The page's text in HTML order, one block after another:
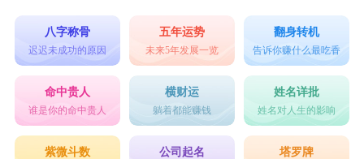
水瓶座
水瓶座人的聪慧，不喜欢被束缚，在结婚这件
事上，若出现有望的对象，注定是不费吹灰之力
的，将有可能顺利结婚。他们会让你放下戒心，结
婚欲望上升，等到回过神来，水瓶座有先试婚的意
八字称骨
迟迟未成功的原因
五年运势
未来5年发展一览
翻身转机
告诉你赚什么最吃香
命中贵人
谁是你的命中贵人
横财运
躺着都能赚钱
姓名详批
姓名对人生的影响
紫微斗数 公司起名 塔罗牌